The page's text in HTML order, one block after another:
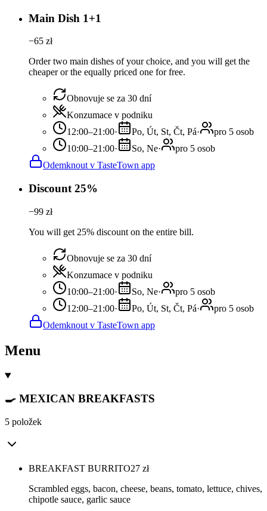
Main Dish 1+1
−65 zł
Order two main dishes of your choice, and you will get the
cheaper or the equally priced one for free.
Obnovuje se za 30 dní
Konzumace v podniku
12:00–21:00· Po, Út, St, Čt, Pá·
pro 5 osob
10:00–21:00· So, Ne·
pro 5 osob
Odemknout v TasteTown app
Discount 25%
−99 zł
You will get 25% discount on the entire bill.
Obnovuje se za 30 dní
Konzumace v podniku
10:00–21:00· So, Ne·
pro 5 osob
12:00–21:00· Po, Út, St, Čt, Pá·
pro 5 osob
Odemknout v TasteTown app
Menu
🍳 MEXICAN BREAKFASTS
5 položek
BREAKFAST BURRITO27 zł
Scrambled eggs, bacon, cheese, beans, tomato, lettuce, chives,
chipotle sauce, garlic sauce